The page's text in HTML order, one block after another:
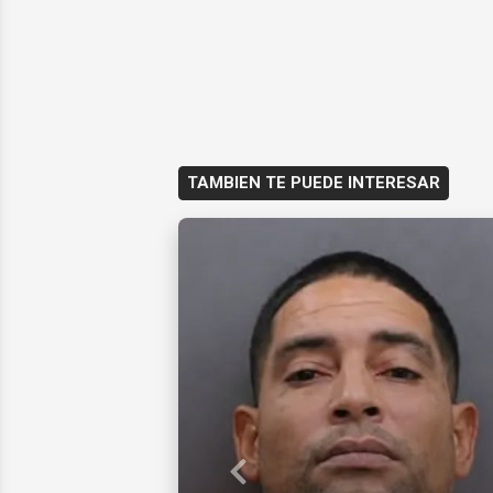
TAMBIEN TE PUEDE INTERESAR
Previous